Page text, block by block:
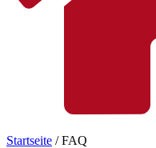
Startseite /FAQ